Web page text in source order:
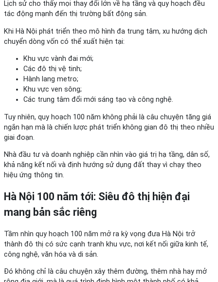
Lịch sử cho thấy mọi thay đổi lớn về hạ tầng và quy hoạch đều
tác động mạnh đến thị trường bất động sản.
Khi Hà Nội phát triển theo mô hình đa trung tâm, xu hướng dịch
chuyển dòng vốn có thể xuất hiện tại:
Khu vực vành đai mới;
Các đô thị vệ tinh;
Hành lang metro;
Khu vực ven sông;
Các trung tâm đổi mới sáng tạo và công nghệ.
Tuy nhiên, quy hoạch 100 năm không phải là câu chuyện tăng giá
ngắn hạn mà là chiến lược phát triển không gian đô thị theo nhiều
giai đoạn.
Nhà đầu tư và doanh nghiệp cần nhìn vào giá trị hạ tầng, dân số,
khả năng kết nối và định hướng sử dụng đất thay vì chạy theo
hiệu ứng thông tin.
Hà Nội 100 năm tới: Siêu đô thị hiện đại
mang bản sắc riêng
Tầm nhìn quy hoạch 100 năm mở ra kỳ vọng đưa Hà Nội trở
thành đô thị có sức cạnh tranh khu vực, nơi kết nối giữa kinh tế,
công nghệ, văn hóa và di sản.
Đó không chỉ là câu chuyện xây thêm đường, thêm nhà hay mở